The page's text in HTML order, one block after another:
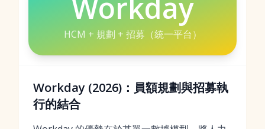
Workday
HCM + 規劃 + 招募（統一平台）
Workday (2026)：員額規劃與招募執
行的結合